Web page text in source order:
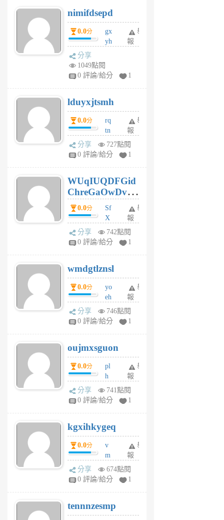
U
5
個
月
nimifdsepd
0.0分
gx
yh
jl
月
前
舉
報
分享
1049點閱
0 評論/給分
1
lduyxjtsmh
0.0分
rq
tn
jt
gl
個
月
前
舉
報
分享
727點閱
0 評論/給分
1
WUqIUQDFGid
ChreGaOwDv
dY0.0分
Sf
X
Pe
Jc
R
P
m
v
A
V
個
月
前
舉
報
分享
742點閱
0 評論/給分
1
wmdgtlznsl
0.0分
yo
eh
ld
gy
個
月
前
舉
報
分享
746點閱
0 評論/給分
1
oujmxsguon
0.0分
pl
h
wi
w
6
個
月
前
舉
報
分享
741點閱
0 評論/給分
1
kgxihkygeq
0.0分
v
m
sg
sr
6
個
舉
報
分享
674點閱
0 評論/給分
1
tennnzesmp